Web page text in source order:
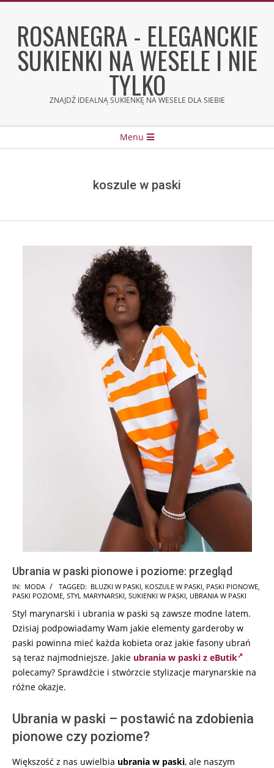
contentROSANEGRA - ELEGANCKIE
SUKIENKI NA WESELE I NIE
TYLKO
ZNAJDŹ IDEALNĄ SUKIENKĘ NA WESELE DLA SIEBIE
Menu
koszule w paski
Ubrania w paski pionowe i poziome: przegląd
2025-
08-
27
IN: MODA TAGGED: BLUZKI W PASKI, KOSZULE W PASKI, PASKI PIONOWE,
PASKI POZIOME, STYL MARYNARSKI, SUKIENKI W PASKI, UBRANIA W PASKI
Styl marynarski i ubrania w paski są zawsze modne latem.
Dzisiaj podpowiadamy Wam jakie elementy garderoby w
paski powinna mieć każda kobieta oraz jakie fasony ubrań
są teraz najmodniejsze. Jakie ubrania w paski z eButik
polecamy? Sprawdźcie i stwórzcie stylizacje marynarskie na
różne okazje.
Ubrania w paski – postawić na zdobienia
pionowe czy poziome?
Większość z nas uwielbia ubrania w paski, ale naszym